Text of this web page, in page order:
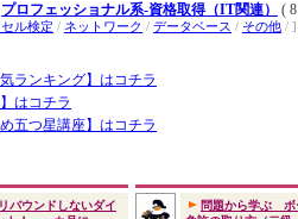
プロフェッショナル系-資格取得（IT関連） (
ル検定 / ネットワーク / データベース / その他 / ]
ランキング】はコチラ
はコチラ
五つ星講座】はコチラ
リバウンドしないダイ
問題から学ぶ ボ